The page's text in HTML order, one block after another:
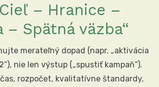
– Hranice –
– Spätná väzba“
merateľný dopad (napr. „aktivácia
nie len výstup („spustiť kampaň“).
čas, rozpočet, kvalitatívne štandardy,